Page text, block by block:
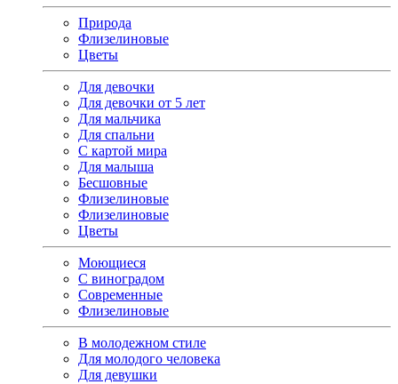
Природа
Флизелиновые
Цветы
Для девочки
Для девочки от 5 лет
Для мальчика
Для спальни
С картой мира
Для малыша
Бесшовные
Флизелиновые
Флизелиновые
Цветы
Моющиеся
С виноградом
Современные
Флизелиновые
В молодежном стиле
Для молодого человека
Для девушки